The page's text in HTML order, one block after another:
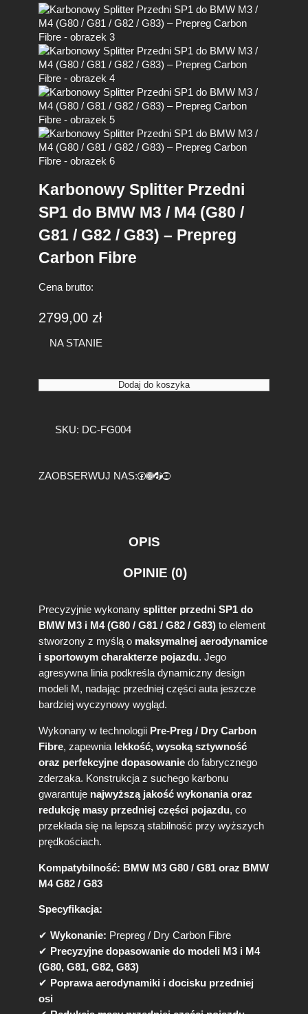
Karbonowy Splitter Przedni
SP1 do BMW M3 / M4 (G80 /
G81 / G82 / G83) – Prepreg
Carbon Fibre
Cena brutto:
2799,00 zł
NA STANIE
i
r
i
t
t
e
r
P
r
e
d
n
i
S
P
1
d
B
M
W
3
M
4
(
G
8
0
Dodaj do koszyka
SKU: DC-FG004
ZAOBSERWUJ NAS:Facebook https://www.instagram.com/tuningbaza.pl https://www.tiktok.com/@tuningbaza.pl YouTube
OPIS
OPINIE (0)
Precyzyjnie wykonany splitter przedni SP1 do
BMW M3 i M4 (G80 / G81 / G82 / G83) to element
stworzony z myślą o maksymalnej aerodynamice
i sportowym charakterze pojazdu. Jego
agresywna linia podkreśla dynamiczny design
modeli M, nadając przedniej części auta jeszcze
bardziej wyczynowy wygląd.
Wykonany w technologii Pre-Preg / Dry Carbon
Fibre, zapewnia lekkość, wysoką sztywność
oraz perfekcyjne dopasowanie do fabrycznego
zderzaka. Konstrukcja z suchego karbonu
gwarantuje najwyższą jakość wykonania oraz
redukcję masy przedniej części pojazdu, co
przekłada się na lepszą stabilność przy wyższych
prędkościach.
Kompatybilność: BMW M3 G80 / G81 oraz BMW
M4 G82 / G83
Specyfikacja:
✔ Wykonanie: Prepreg / Dry Carbon Fibre
✔ Precyzyjne dopasowanie do modeli M3 i M4
(G80, G81, G82, G83)
✔ Poprawa aerodynamiki i docisku przedniej
osi